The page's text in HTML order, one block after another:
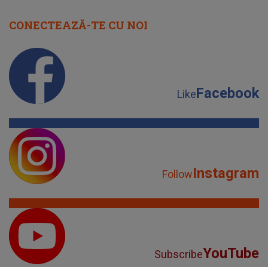
CONECTEAZĂ-TE CU NOI
LikeFacebook
FollowInstagram
SubscribeYouTube